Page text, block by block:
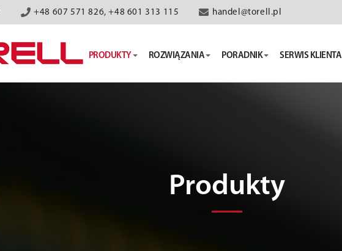
+48 607 571 826, +48 601 313 115 handel@torell.pl
PRODUKTY ROZWIĄZANIA PORADNIK SERWIS KLIENTA
Produkty